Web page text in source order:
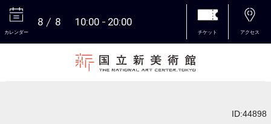
カレンダー
8 8 10:00 20:00
チケット アクセス
ID:44898